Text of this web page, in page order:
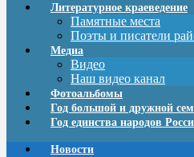
Литературное краеведение
Памятные места
Поэты и писатели
Медиа
Видео
Наш видео канал
Фотоальбомы
Год большой и дружной
Год единства народов
Новости